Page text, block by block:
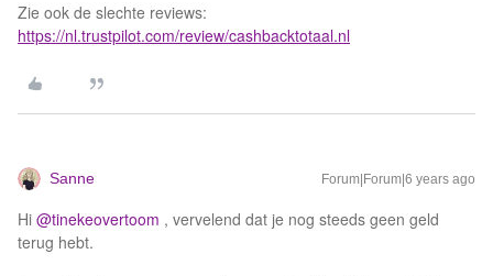
Zie ook de slechte reviews:
https://nl.trustpilot.com/review/cashbacktotaal.nl
Sanne Forum|Forum|6 years ago
Hi @tinekeovertoom , vervelend dat je nog steeds geen geld
terug hebt.